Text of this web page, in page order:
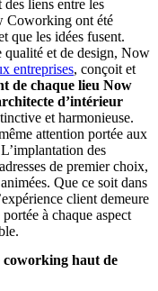
liens entre les
Coworking ont été
que les idées fusent.
qualité et de design, Now
entreprises, conçoit et
de chaque lieu Now
d’intérieur
et harmonieuse.
attention portée aux
des
de premier choix,
Que ce soit dans
client demeure
à chaque aspect
haut de